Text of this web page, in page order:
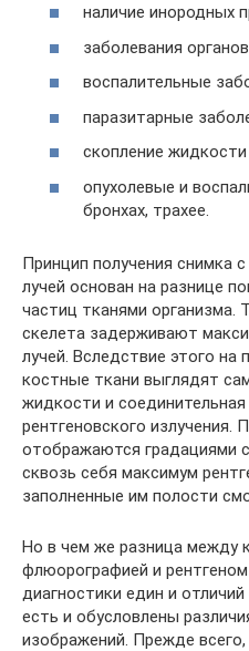
наличие инородных
заболевания
воспалительные
паразитарные
скопление
опухолевые и
бронхах, трахее.
Принцип получения снимка
лучей основан на разнице
частиц тканями организма.
скелета задерживают
лучей. Вследствие этого на
костные ткани выглядят
жидкости и
рентгеновского излучения.
отображаются градациями
сквозь себя максимум
заполненные им полости
Но в чем же разница между
флюорографией и
диагностики един и
есть и обусловлены
изображений. Прежде